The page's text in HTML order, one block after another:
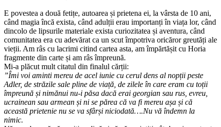
E povestea a două fetițe, autoarea și prietena ei, la vârsta de 10 ani,
când magia încă exista, când adulții erau importanți în viața lor, când
dincolo de lipsurile materiale exista curiozitatea și aventura, când
comunitatea era cu adevărat ca un scut împotriva oricăror greutăți ale
vieții. Am râs cu lacrimi citind cartea asta, am împărtășit cu Horia
fragmente din carte și am râs împreună.
Mi-a plăcut mult citatul din finalul cărții:
”Îmi voi aminti mereu de acel iunie cu cerul dens al nopții peste
Adler, de străzile sale pline de viață, de zilele în care eram cu toții
împreună și nimănui nu-i păsa dacă erai georgian sau rus, evreu,
ucrainean sau armean și ni se părea că va fi mereu așa și că
această prietenie nu se va sfârși niciodată….Nu vă îndemn la
nimic.